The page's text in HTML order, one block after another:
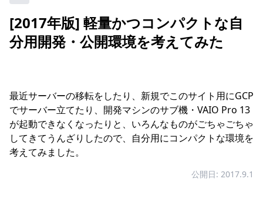
[2017年版] 軽量かつコンパクトな自
分用開発・公開環境を考えてみた
最近サーバーの移転をしたり、新規でこのサイト用にGCP
でサーバー立てたり、開発マシンのサブ機・VAIO Pro 13
が起動できなくなったりと、いろんなものがごちゃごちゃ
してきてうんざりしたので、自分用にコンパクトな環境を
考えてみました。
公開日: 2017.9.1